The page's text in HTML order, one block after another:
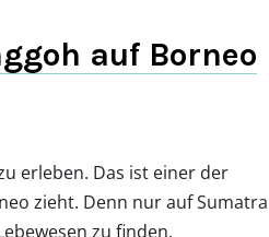
auf Borneo
erleben. Das ist einer der
zieht. Denn nur auf Sumatra
zu finden.